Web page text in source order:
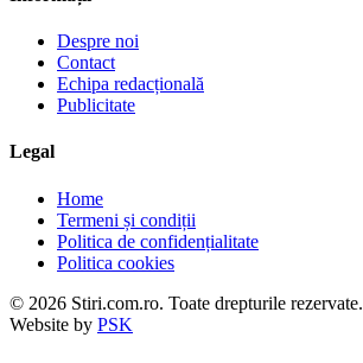
Despre noi
Contact
Echipa redacțională
Publicitate
Legal
Home
Termeni și condiții
Politica de confidențialitate
Politica cookies
© 2026 Stiri.com.ro. Toate drepturile rezervate.
Website by PSK